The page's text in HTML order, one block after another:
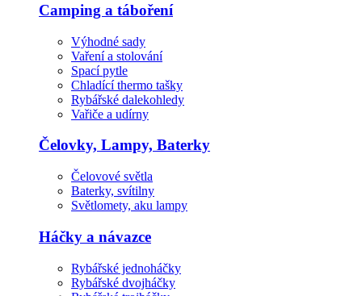
Camping a táboření
Výhodné sady
Vaření a stolování
Spací pytle
Chladící thermo tašky
Rybářské dalekohledy
Vařiče a udírny
Čelovky, Lampy, Baterky
Čelovové světla
Baterky, svítilny
Světlomety, aku lampy
Háčky a návazce
Rybářské jednoháčky
Rybářské dvojháčky